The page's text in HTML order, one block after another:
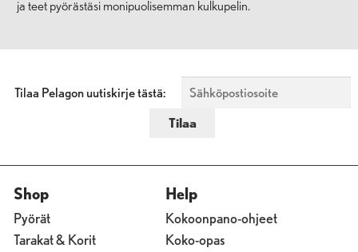
ja teet pyörästäsi monipuolisemman kulkupelin.
Tilaa Pelagon uutiskirje tästä:
Shop
Pyörät
Tarakat & Korit
Help
Kokoonpano-ohjeet
Koko-opas